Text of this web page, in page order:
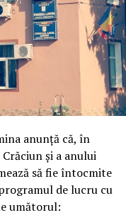
anunță că, în
și a anului
să fie întocmite
de lucru cu
umătorul: